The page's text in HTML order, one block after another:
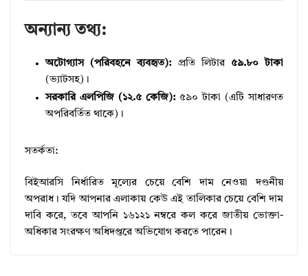
অন্যান্য তথ্য:
অটোগ্যাস (পরিবহনে ব্যবহৃত):প্রতি লিটার ৫৯.৮০ টাকা
(ভ্যাটসহ)।
সরকারি এলপিজি (১২.৫ কেজি):৫৯০ টাকা (এটি সাধারণত
অপরিবর্তিত থাকে)।
সতর্কতা:
বিইআরসি নির্ধারিত মূল্যের চেয়ে বেশি দাম নেওয়া দণ্ডনীয়
অপরাধ। যদি আপনার এলাকায় কেউ এই তালিকার চেয়ে বেশি দাম
দাবি করে, তবে আপনি ১৬১২১ নম্বরে কল করে জাতীয় ভোক্তা-
অধিকার সংরক্ষণ অধিদপ্তরে অভিযোগ করতে পারেন।